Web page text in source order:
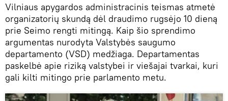
Vilniaus apygardos administracinis teismas atmetė
organizatorių skundą dėl draudimo rugsėjo 10 dieną
prie Seimo rengti mitingą. Kaip šio sprendimo
argumentas nurodyta Valstybės saugumo
departamento (VSD) medžiaga. Departamentas
paskelbė apie riziką valstybei ir viešajai tvarkai, kuri
gali kilti mitingo prie parlamento metu.